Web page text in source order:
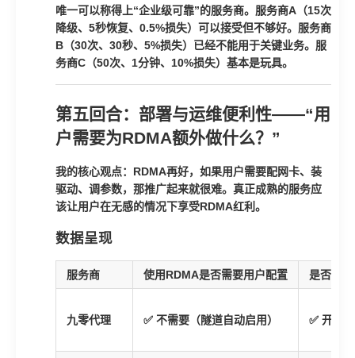
唯一可以称得上“企业级可靠”的服务商。服务商A（15次
降级、5秒恢复、0.5%损失）可以接受但不够好。服务商
B（30次、30秒、5%损失）已经不能用于关键业务。服
务商C（50次、1分钟、10%损失）基本是玩具。
第五回合：部署与运维便利性——“用
户需要为RDMA额外做什么？”
我的核心观点：RDMA再好，如果用户需要配网卡、装
驱动、调参数，那推广起来就很难。真正成熟的服务应
该让用户在无感的情况下享受RDMA红利。
数据呈现
服务商 使用RDMA是否需要用户配置 是否支
九零代理 ✅ 不需要（隧道自动启用） ✅ 开箱